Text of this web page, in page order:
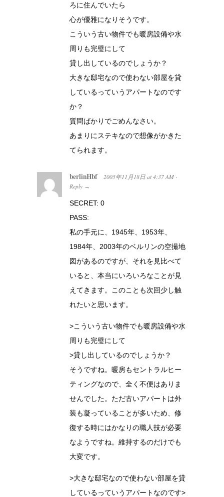
ろに住んでいたら
心が優雅になりそうです。
こういう古い物件でも暖房設備や水
周りも完璧にして
貸し出しているのでしょうか？
大きな邸宅なので使わない部屋を貸
しているっていうアパートなのです
か？
質問ばかりでごめんなさい。
あまりにステキなので想像がかきた
てられます。
berlinHbf 2005年11月18日 at 4:37 AM ·
Reply →
SECRET: 0
PASS:
私の手元に、1945年、1953年、
1984年、2003年のベルリンの空撮地
図があるのですが、それを見比べて
いると、本当にいろいろなことが見
えてきます。このことも次回少し触
れたいと思います。
>こういう古い物件でも暖房設備や水
周りも完璧にして
>貸し出しているのでしょうか？
そうですね。暖房もセントラルヒー
ティングなので、全く不便はありま
せんでした。ただ古いアパートは外
装も凝っていることが多いため、修
復する時にはかなりの職人技が必要
なようですね。維持するのだけでも
大変です。
>大きな邸宅なので使わない部屋を貸
しているっていうアパートなのです>